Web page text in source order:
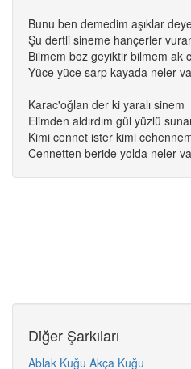
Bunu ben demedim aşıklar
Şu dertli sineme hançerler
Bilmem boz geyiktir bilmem ak
Yüce yüce sarp kayada neler
Karac'oğlan der ki yaralı sinem
Elimden aldırdım gül yüzlü
Kimi cennet ister kimi
Cennetten beride yolda neler
Diğer Şarkıları
Ablak Kuğu Akça Kuğu